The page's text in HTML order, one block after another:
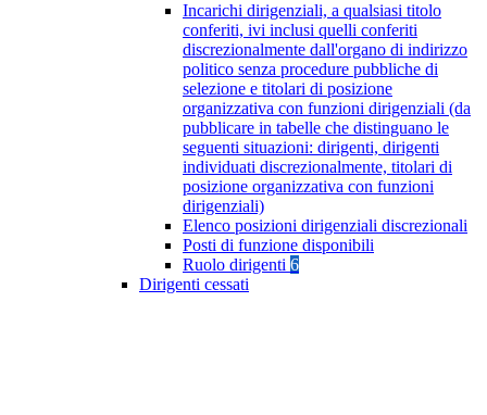
Incarichi dirigenziali, a qualsiasi titolo
conferiti, ivi inclusi quelli conferiti
discrezionalmente dall'organo di indirizzo
politico senza procedure pubbliche di
selezione e titolari di posizione
organizzativa con funzioni dirigenziali (da
pubblicare in tabelle che distinguano le
seguenti situazioni: dirigenti, dirigenti
individuati discrezionalmente, titolari di
posizione organizzativa con funzioni
dirigenziali)
Elenco posizioni dirigenziali discrezionali
Posti di funzione disponibili
Ruolo dirigenti 6
Dirigenti cessati